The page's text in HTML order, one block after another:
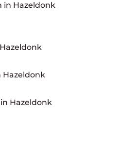
in Hazeldonk
Hazeldonk
Hazeldonk